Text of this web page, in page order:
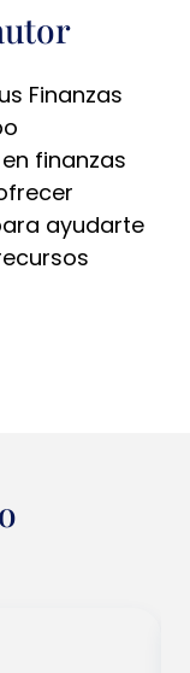
Finanzas
finanzas
ayudarte